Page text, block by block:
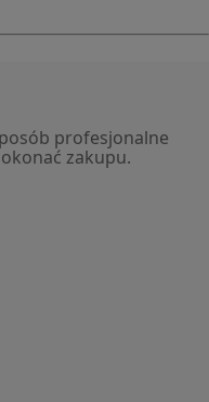
profesjonalne
zakupu.